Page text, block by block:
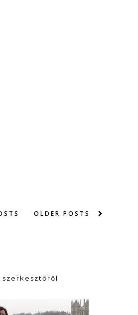
OLDER POSTS
szerkesztőről